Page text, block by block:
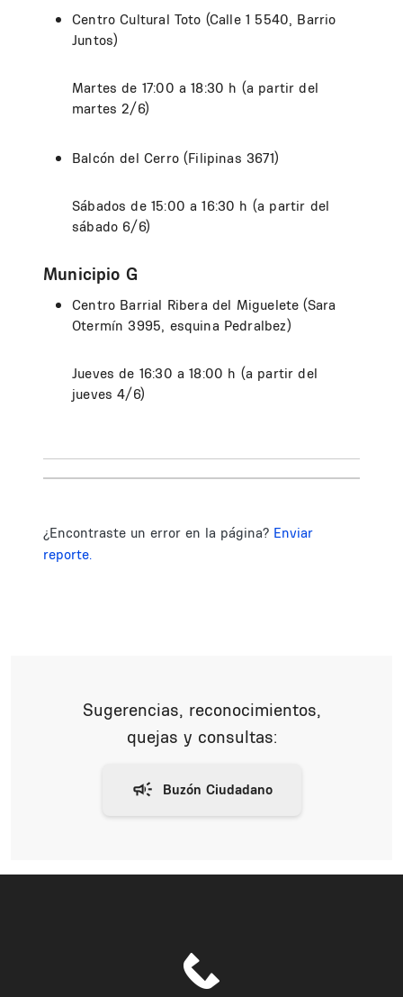
Centro Cultural Toto (Calle 1 5540, Barrio
Juntos)
Martes de 17:00 a 18:30 h (a partir del
martes 2/6)
Balcón del Cerro (Filipinas 3671)
Sábados de 15:00 a 16:30 h (a partir del
sábado 6/6)
Municipio G
Centro Barrial Ribera del Miguelete (Sara
Otermín 3995, esquina Pedralbez)
Jueves de 16:30 a 18:00 h (a partir del
jueves 4/6)
¿Encontraste un error en la página? Enviar
reporte.
Sugerencias, reconocimientos,
quejas y consultas: